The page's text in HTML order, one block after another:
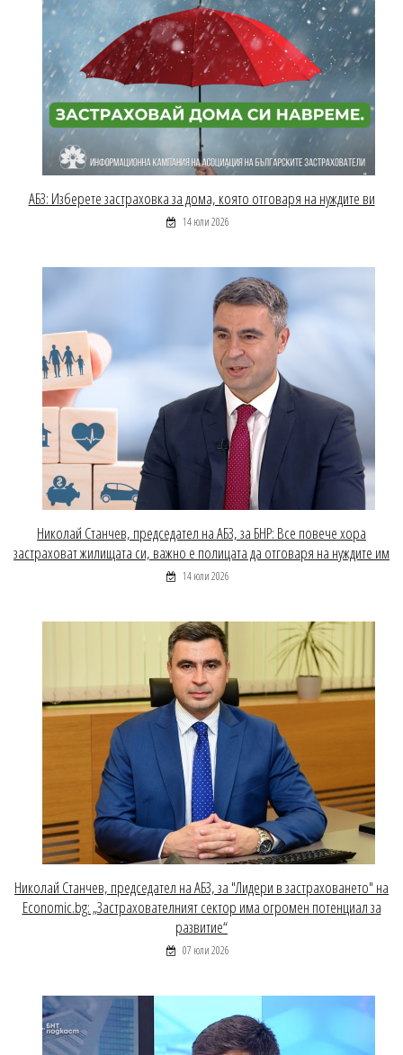
АБЗ: Изберете застраховка за дома, която отговаря на нуждите ви
14 юли 2026
Николай Станчев, председател на АБЗ, за БНР: Все повече хора
застраховат жилищата си, важно е полицата да отговаря на нуждите им
14 юли 2026
Николай Станчев, председател на АБЗ, за "Лидери в застраховането" на
Economic.bg: „Застрахователният сектор има огромен потенциал за
развитие“
07 юли 2026